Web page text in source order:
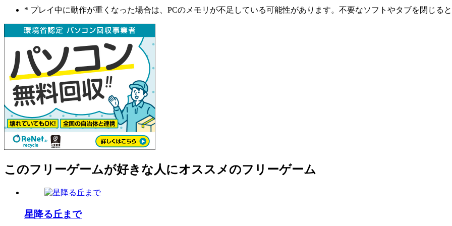
* プレイ中に動作が重くなった場合は、PCのメモリが不足している可能性があります。不要なソフトやタブを閉じると
このフリーゲームが好きな人にオススメのフリーゲーム
星降る丘まで